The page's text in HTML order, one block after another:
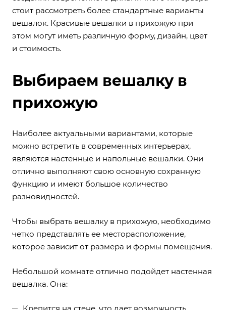
стоит рассмотреть более стандартные варианты
вешалок. Красивые вешалки в прихожую при
этом могут иметь различную форму, дизайн, цвет
и стоимость.
Выбираем вешалку в
прихожую
Наиболее актуальными вариантами, которые
можно встретить в современных интерьерах,
являются настенные и напольные вешалки. Они
отлично выполняют свою основную сохранную
функцию и имеют большое количество
разновидностей.
Чтобы выбрать вешалку в прихожую, необходимо
четко представлять ее месторасположение,
которое зависит от размера и формы помещения.
Небольшой комнате отлично подойдет настенная
вешалка. Она: